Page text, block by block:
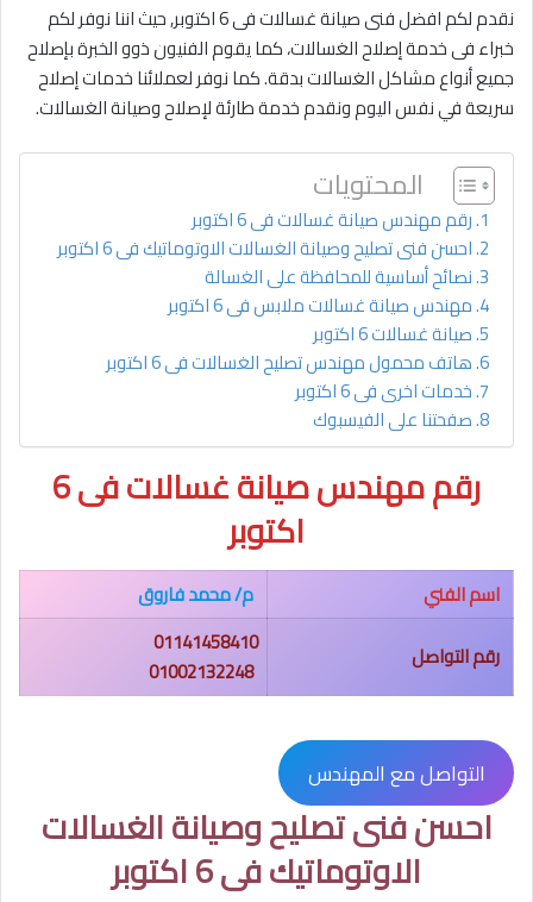
نقدم لكم افضل فنى صيانة غسالات فى 6 اكتوبر, حيث اننا نوفر لكم
خبراء فى خدمة إصلاح الغسالات، كما يقوم الفنيون ذوو الخبرة بإصلاح
جميع أنواع مشاكل الغسالات بدقة. كما نوفر لعملائنا خدمات إصلاح
سريعة في نفس اليوم ونقدم خدمة طارئة لإصلاح وصيانة الغسالات.
المحتويات
رقم مهندس صيانة غسالات فى 6 اكتوبر
احسن فنى تصليح وصيانة الغسالات الاوتوماتيك فى 6 اكتوبر
نصائح أساسية للمحافظة على الغسالة
مهندس صيانة غسالات ملابس فى 6 اكتوبر
صيانة غسالات 6 اكتوبر
هاتف محمول مهندس تصليح الغسالات فى 6 اكتوبر
خدمات اخرى فى 6 اكتوبر
صفحتنا على الفيسبوك
رقم مهندس صيانة غسالات فى 6
اكتوبر
اسم الفني
م/ محمد فاروق
رقم التواصل
01141458410
01002132248
التواصل مع المهندس
احسن فنى تصليح وصيانة الغسالات
الاوتوماتيك فى 6 اكتوبر